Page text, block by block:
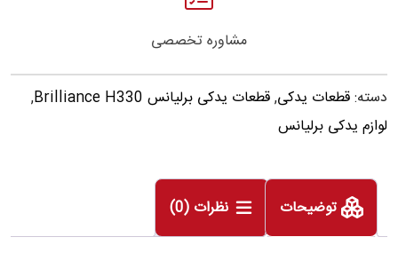
مشاوره تخصصی
دسته:قطعات یدکی,قطعات یدکی برلیانس Brilliance H330
,
لوازم یدکی برلیانس
توضیحات نظرات (0)